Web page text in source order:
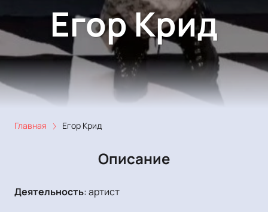
Егор Крид
Главная Егор Крид
Описание
Деятельность:артист